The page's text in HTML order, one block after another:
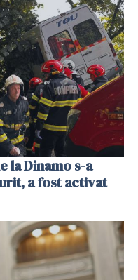
la Dinamo s-a
a fost activat